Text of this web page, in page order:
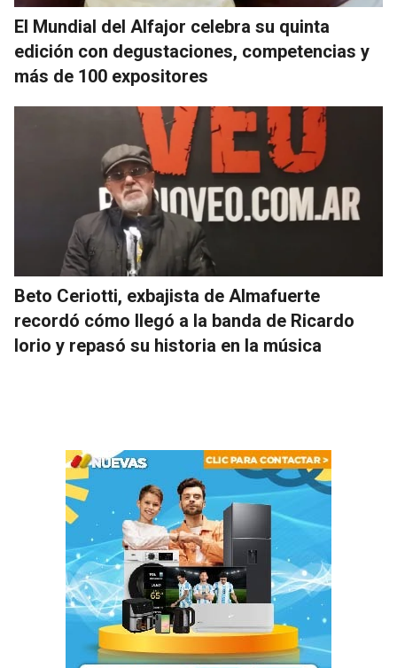
El Mundial del Alfajor celebra su quinta
edición con degustaciones, competencias y
más de 100 expositores
Beto Ceriotti, exbajista de Almafuerte
recordó cómo llegó a la banda de Ricardo
Iorio y repasó su historia en la música